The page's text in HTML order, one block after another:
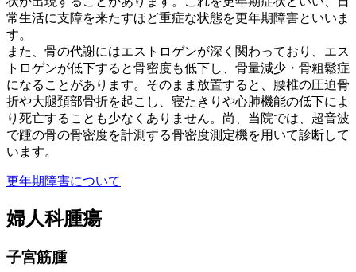
常生活に支障を来たすほど重症な状態を更年期障害といいま
す。
また、骨の代謝にはエストロゲンが深く関わっており、エス
トロゲンが低下すると骨密度も低下し、骨量減少・骨粗鬆症
になることがあります。そのまま放置すると、腰椎の圧迫骨
折や大腿頚部骨折を起こし、寝たきりや心肺機能の低下によ
り死亡することも少なくありません。尚、当院では、超音波
で踵の骨の骨密度を計測する骨密度測定機を用いて診断して
います。
更年期障害について
婦人科腫瘍
子宮筋腫